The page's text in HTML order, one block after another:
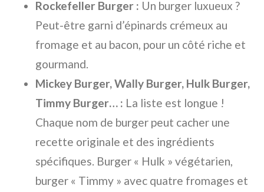
Rockefeller Burger : Un burger luxueux ?
Peut-être garni d’épinards crémeux au
fromage et au bacon, pour un côté riche et
gourmand.
Mickey Burger, Wally Burger, Hulk Burger,
Timmy Burger… : La liste est longue !
Chaque nom de burger peut cacher une
recette originale et des ingrédients
spécifiques. Burger « Hulk » végétarien,
burger « Timmy » avec quatre fromages et